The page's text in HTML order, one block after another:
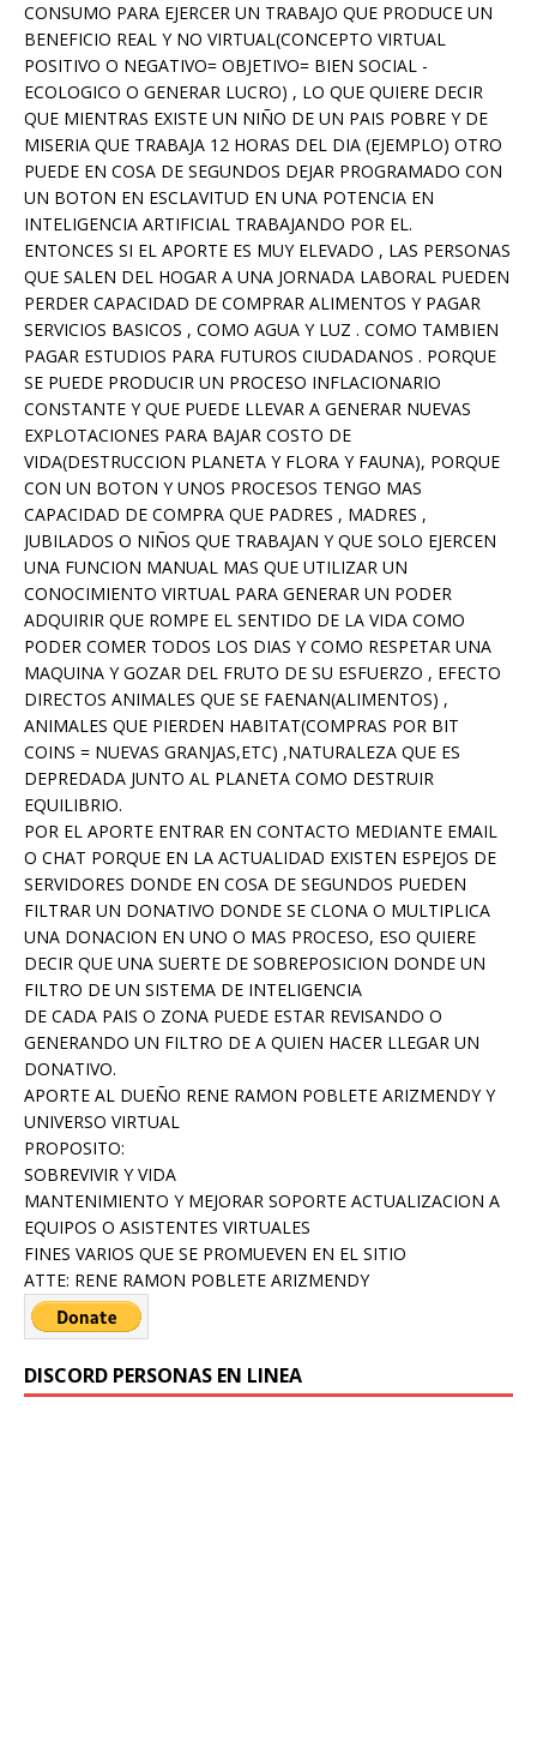
CONSUMO PARA EJERCER UN TRABAJO QUE PRODUCE UN
BENEFICIO REAL Y NO VIRTUAL(CONCEPTO VIRTUAL
POSITIVO O NEGATIVO= OBJETIVO= BIEN SOCIAL -
ECOLOGICO O GENERAR LUCRO) , LO QUE QUIERE DECIR
QUE MIENTRAS EXISTE UN NIÑO DE UN PAIS POBRE Y DE
MISERIA QUE TRABAJA 12 HORAS DEL DIA (EJEMPLO) OTRO
PUEDE EN COSA DE SEGUNDOS DEJAR PROGRAMADO CON
UN BOTON EN ESCLAVITUD EN UNA POTENCIA EN
INTELIGENCIA ARTIFICIAL TRABAJANDO POR EL.
ENTONCES SI EL APORTE ES MUY ELEVADO , LAS PERSONAS
QUE SALEN DEL HOGAR A UNA JORNADA LABORAL PUEDEN
PERDER CAPACIDAD DE COMPRAR ALIMENTOS Y PAGAR
SERVICIOS BASICOS , COMO AGUA Y LUZ . COMO TAMBIEN
PAGAR ESTUDIOS PARA FUTUROS CIUDADANOS . PORQUE
SE PUEDE PRODUCIR UN PROCESO INFLACIONARIO
CONSTANTE Y QUE PUEDE LLEVAR A GENERAR NUEVAS
EXPLOTACIONES PARA BAJAR COSTO DE
VIDA(DESTRUCCION PLANETA Y FLORA Y FAUNA), PORQUE
CON UN BOTON Y UNOS PROCESOS TENGO MAS
CAPACIDAD DE COMPRA QUE PADRES , MADRES ,
JUBILADOS O NIÑOS QUE TRABAJAN Y QUE SOLO EJERCEN
UNA FUNCION MANUAL MAS QUE UTILIZAR UN
CONOCIMIENTO VIRTUAL PARA GENERAR UN PODER
ADQUIRIR QUE ROMPE EL SENTIDO DE LA VIDA COMO
PODER COMER TODOS LOS DIAS Y COMO RESPETAR UNA
MAQUINA Y GOZAR DEL FRUTO DE SU ESFUERZO , EFECTO
DIRECTOS ANIMALES QUE SE FAENAN(ALIMENTOS) ,
ANIMALES QUE PIERDEN HABITAT(COMPRAS POR BIT
COINS = NUEVAS GRANJAS,ETC) ,NATURALEZA QUE ES
DEPREDADA JUNTO AL PLANETA COMO DESTRUIR
EQUILIBRIO.
POR EL APORTE ENTRAR EN CONTACTO MEDIANTE EMAIL
O CHAT PORQUE EN LA ACTUALIDAD EXISTEN ESPEJOS DE
SERVIDORES DONDE EN COSA DE SEGUNDOS PUEDEN
FILTRAR UN DONATIVO DONDE SE CLONA O MULTIPLICA
UNA DONACION EN UNO O MAS PROCESO, ESO QUIERE
DECIR QUE UNA SUERTE DE SOBREPOSICION DONDE UN
FILTRO DE UN SISTEMA DE INTELIGENCIA
DE CADA PAIS O ZONA PUEDE ESTAR REVISANDO O
GENERANDO UN FILTRO DE A QUIEN HACER LLEGAR UN
DONATIVO.
APORTE AL DUEÑO RENE RAMON POBLETE ARIZMENDY Y
UNIVERSO VIRTUAL
PROPOSITO:
SOBREVIVIR Y VIDA
MANTENIMIENTO Y MEJORAR SOPORTE ACTUALIZACION A
EQUIPOS O ASISTENTES VIRTUALES
FINES VARIOS QUE SE PROMUEVEN EN EL SITIO
ATTE: RENE RAMON POBLETE ARIZMENDY
DISCORD PERSONAS EN LINEA